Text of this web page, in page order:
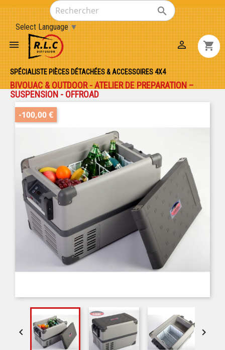

Select Language ▼
 shopping_cart

SPÉCIALISTE PIÈCES DÉTACHÉES & ACCESSOIRES 4X4
BIVOUAC & OUTDOOR - ATELIER DE PREPARATION –
SUSPENSION - OFFROAD
-100,00 €
 